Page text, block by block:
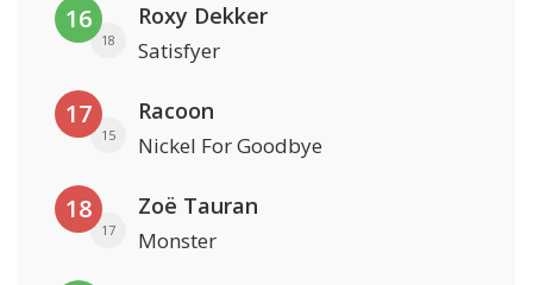
16
18
Roxy Dekker
Satisfyer
17
15
Racoon
Nickel For Goodbye
18
17
Zoë Tauran
Monster